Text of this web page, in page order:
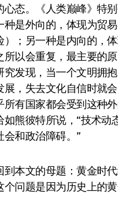
心态。《人类巅峰》特
种是外向的，体现为贸
）；另一种是内向的，
所以会重复，最主要的
究发现，当一个文明拥
展，失去文化自信时就
所有国家都会受到这种
如熊彼特所说，“技术动
会和政治障碍。”
到本文的母题：黄金时
个问题是因为历史上的